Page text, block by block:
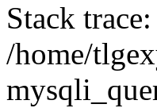
Stack
/home/